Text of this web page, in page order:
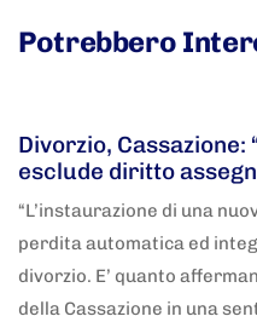
Potrebbero
Divorzio, Cassazione:
esclude diritto
“L’instaurazione di una
perdita automatica ed
divorzio. E’ quanto
della Cassazione in una